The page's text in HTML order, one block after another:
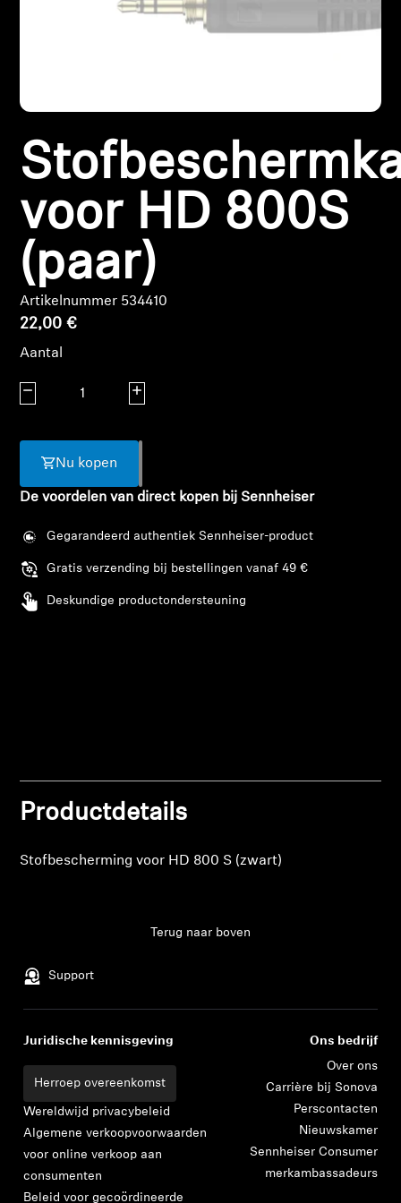
Koptelefoononderdelen en accessoires
Gehoor per categorie
TV-koptelefoons voor gehoorondersteuning
Gehoorbronnen
Originele gehooronderdelengehoor en accessoires
AMBEO soundbars en Subs
Ontdek AMBEO
AMBEO-onderdelen en accessoires
Ontdekken
voor HD 800S
(paar)
Artikelnummer 534410
22,00 €
Aantal
Aantal verlagen Aantal verhogen
Nu kopen
De voordelen van direct kopen bij Sennheiser
Gegarandeerd authentiek Sennheiser-product
Gratis verzending bij bestellingen vanaf 49 €
Deskundige productondersteuning
Productdetails
Stofbescherming voor HD 800 S (zwart)
Support
Terug naar boven
Juridische kennisgeving
Herroep overeenkomst
Wereldwijd privacybeleid
Algemene verkoopvoorwaarden
voor online verkoop aan
consumenten
Beleid voor gecoördineerde
Ons bedrijf
Over ons
Carrière bij Sonova
Perscontacten
Nieuwskamer
Sennheiser Consumer
merkambassadeurs
Inloggen vereist
verlanglijst toe te voegen en uw eerder opgeslagen